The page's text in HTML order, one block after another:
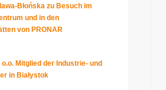
Błońska zu Besuch im
und in den
von PRONAR
o.o. Mitglied der Industrie- und
in Białystok